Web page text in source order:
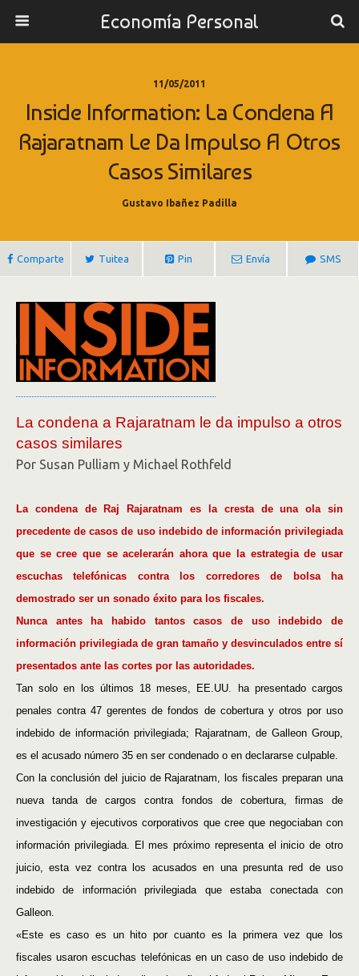
Economía Personal
11/05/2011
Inside Information: La Condena A
Rajaratnam Le Da Impulso A Otros
Casos Similares
Gustavo Ibañez Padilla
Comparte Tuitea Pin Envía SMS
La condena a Rajaratnam le da impulso a otros
casos similares
Por Susan Pulliam y Michael Rothfeld
La condena de Raj Rajaratnam es la cresta de una ola sin
precedente de casos de uso indebido de información privilegiada
que se cree que se acelerarán ahora que la estrategia de usar
escuchas telefónicas contra los corredores de bolsa ha
demostrado ser un sonado éxito para los fiscales.
Nunca antes ha habido tantos casos de uso indebido de
información privilegiada de gran tamaño y desvinculados entre sí
presentados ante las cortes por las autoridades.
Tan solo en los últimos 18 meses, EE.UU. ha presentado cargos
penales contra 47 gerentes de fondos de cobertura y otros por uso
indebido de información privilegiada; Rajaratnam, de Galleon Group,
es el acusado número 35 en ser condenado o en declararse culpable.
Con la conclusión del juicio de Rajaratnam, los fiscales preparan una
nueva tanda de cargos contra fondos de cobertura, firmas de
investigación y ejecutivos corporativos que cree que negociaban con
información privilegiada. El mes próximo representa el inicio de otro
juicio, esta vez contra los acusados en una presunta red de uso
indebido de información privilegiada que estaba conectada con
Galleon.
«Este es caso es un hito por cuanto es la primera vez que los
fiscales usaron escuchas telefónicas en un caso de uso indebido de